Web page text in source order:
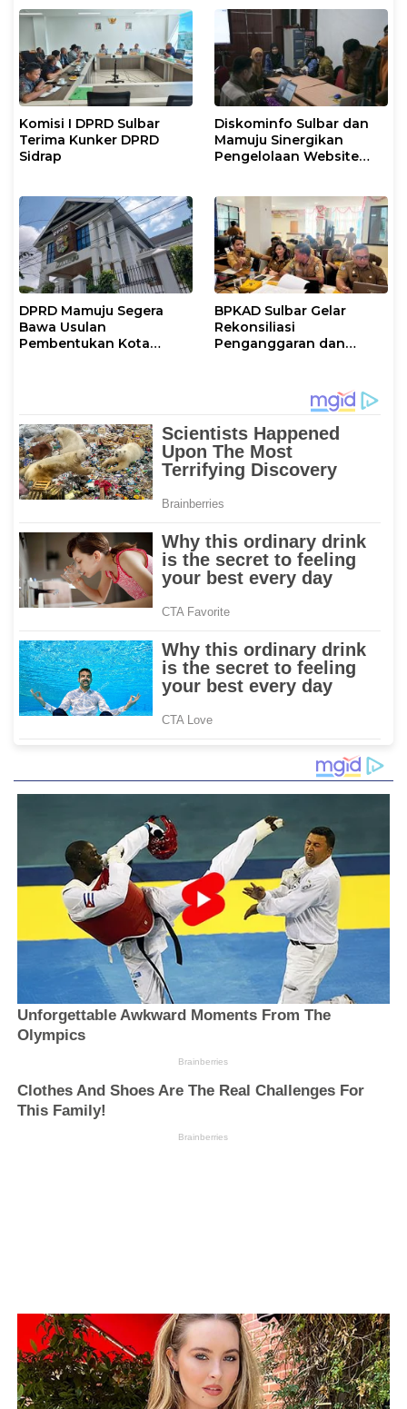
Komisi I DPRD Sulbar
Terima Kunker DPRD
Sidrap
Diskominfo Sulbar dan
Mamuju Sinergikan
Pengelolaan Website
DPRD Mamuju Segera
Bawa Usulan
Pembentukan Kota
BPKAD Sulbar Gelar
Rekonsiliasi
Penganggaran dan